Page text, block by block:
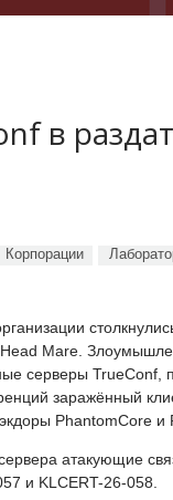
в
Корпорации
Head Mare.
серверы TrueConf,
заражённый
PhantomCore и
атакующие
и KLCERT-26-058.